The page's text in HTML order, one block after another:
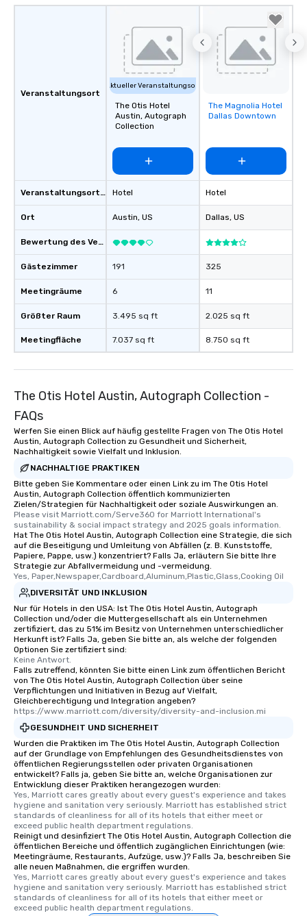
Veranstaltungsort
Veranstaltungsortstyp
Ort
Bewertung des Veranstaltungsortes
Gästezimmer
Meetingräume
Größter Raum
Meetingfläche
Aktueller Veranstaltungsort
The Otis Hotel
Austin, Autograph
Collection
Hotel
Austin, US
191
6
3.495 sq ft
7.037 sq ft
Removed from
favorites
The Magnolia Hotel
Dallas Downtown
Hotel
Dallas, US
325
11
2.025 sq ft
8.750 sq ft
The Otis Hotel Austin, Autograph Collection -
FAQs
Werfen Sie einen Blick auf häufig gestellte Fragen von The Otis Hotel
Austin, Autograph Collection zu Gesundheit und Sicherheit,
Nachhaltigkeit sowie Vielfalt und Inklusion.
NACHHALTIGE PRAKTIKEN
Bitte geben Sie Kommentare oder einen Link zu im The Otis Hotel
Austin, Autograph Collection öffentlich kommunizierten
Zielen/Strategien für Nachhaltigkeit oder soziale Auswirkungen an.
Please visit Marriott.com/Serve360 for Marriott International's
sustainability & social impact strategy and 2025 goals information.
Hat The Otis Hotel Austin, Autograph Collection eine Strategie, die sich
auf die Beseitigung und Umleitung von Abfällen (z. B. Kunststoffe,
Papiere, Pappe, usw.) konzentriert? Falls Ja, erläutern Sie bitte Ihre
Strategie zur Abfallvermeidung und -vermeidung.
Yes, Paper,Newspaper,Cardboard,Aluminum,Plastic,Glass,Cooking Oil
DIVERSITÄT UND INKLUSION
Nur für Hotels in den USA: Ist The Otis Hotel Austin, Autograph
Collection und/oder die Muttergesellschaft als ein Unternehmen
zertifiziert, das zu 51% im Besitz von Unternehmen unterschiedlicher
Herkunft ist? Falls Ja, geben Sie bitte an, als welche der folgenden
Optionen Sie zertifiziert sind:
Keine Antwort.
Falls zutreffend, könnten Sie bitte einen Link zum öffentlichen Bericht
von The Otis Hotel Austin, Autograph Collection über seine
Verpflichtungen und Initiativen in Bezug auf Vielfalt,
Gleichberechtigung und Integration angeben?
https://www.marriott.com/diversity/diversity-and-inclusion.mi
GESUNDHEIT UND SICHERHEIT
Wurden die Praktiken im The Otis Hotel Austin, Autograph Collection
auf der Grundlage von Empfehlungen des Gesundheitsdienstes von
öffentlichen Regierungsstellen oder privaten Organisationen
entwickelt? Falls ja, geben Sie bitte an, welche Organisationen zur
Entwicklung dieser Praktiken herangezogen wurden:
Yes, Marriott cares greatly about every guest's experience and takes
hygiene and sanitation very seriously. Marriott has established strict
standards of cleanliness for all of its hotels that either meet or
exceed public health department regulations.
Reinigt und desinfiziert The Otis Hotel Austin, Autograph Collection die
öffentlichen Bereiche und öffentlich zugänglichen Einrichtungen (wie:
Meetingräume, Restaurants, Aufzüge, usw.)? Falls Ja, beschreiben Sie
alle neuen Maßnahmen, die ergriffen wurden.
Yes, Marriott cares greatly about every guest's experience and takes
hygiene and sanitation very seriously. Marriott has established strict
standards of cleanliness for all of its hotels that either meet or
exceed public health department regulations.